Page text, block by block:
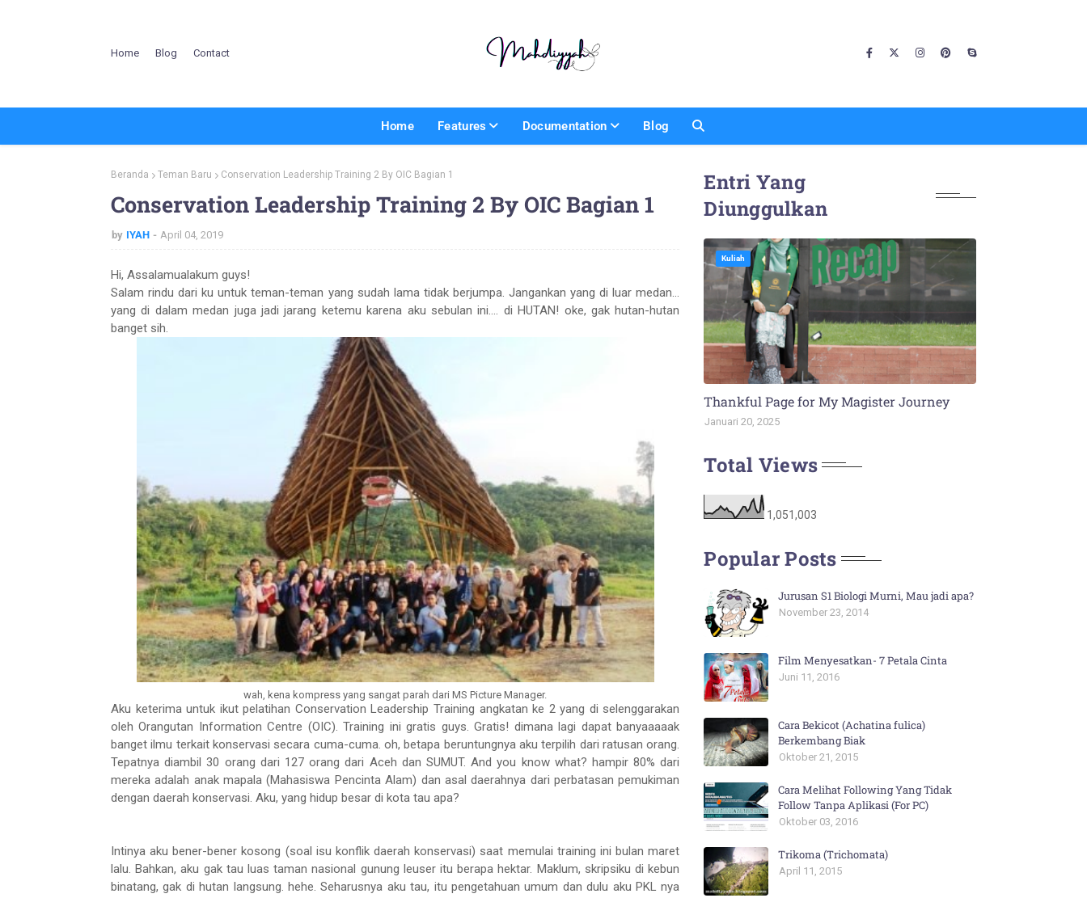
Home Blog Contact
Home Features Documentation Blog
Beranda Teman Baru Conservation Leadership Training 2 By OIC Bagian 1
Conservation Leadership Training 2 By OIC Bagian 1
by IYAH April 04, 2019
Hi, Assalamualakum guys!
Salam rindu dari ku untuk teman-teman yang sudah lama tidak berjumpa. Jangankan yang di luar medan...
yang di dalam medan juga jadi jarang ketemu karena aku sebulan ini.... di HUTAN! oke, gak hutan-hutan
banget sih.
wah, kena kompress yang sangat parah dari MS Picture Manager.
Aku keterima untuk ikut pelatihan Conservation Leadership Training angkatan ke 2 yang di selenggarakan
oleh Orangutan Information Centre (OIC). Training ini gratis guys. Gratis! dimana lagi dapat banyaaaaak
banget ilmu terkait konservasi secara cuma-cuma. oh, betapa beruntungnya aku terpilih dari ratusan orang.
Tepatnya diambil 30 orang dari 127 orang dari Aceh dan SUMUT. And you know what? hampir 80% dari
mereka adalah anak mapala (Mahasiswa Pencinta Alam) dan asal daerahnya dari perbatasan pemukiman
dengan daerah konservasi. Aku, yang hidup besar di kota tau apa?
Intinya aku bener-bener kosong (soal isu konflik daerah konservasi) saat memulai training ini bulan maret
lalu. Bahkan, aku gak tau luas taman nasional gunung leuser itu berapa hektar. Maklum, skripsiku di kebun
binatang, gak di hutan langsung. hehe. Seharusnya aku tau, itu pengetahuan umum dan dulu aku PKL nya
Entri Yang
Diunggulkan
Kuliah
Thankful Page for My Magister Journey
Januari 20, 2025
Total Views
1,051,003
Popular Posts
Jurusan S1 Biologi Murni, Mau jadi apa?
November 23, 2014
Film Menyesatkan- 7 Petala Cinta
Juni 11, 2016
Cara Bekicot (Achatina fulica)
Berkembang Biak
Oktober 21, 2015
Cara Melihat Following Yang Tidak
Follow Tanpa Aplikasi (For PC)
Oktober 03, 2016
Trikoma (Trichomata)
April 11, 2015